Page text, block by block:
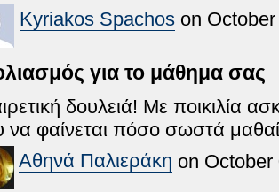
Kyriakos Spachos on
για το μάθημα σας
δουλειά! Με ποικιλία
να φαίνεται πόσο σωστά
Αθηνά Παλιεράκη on October